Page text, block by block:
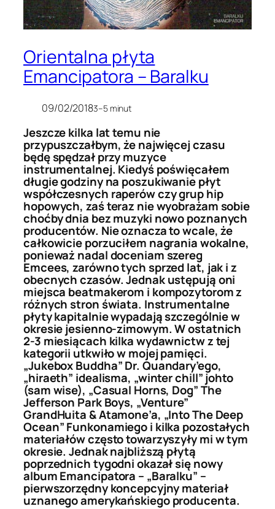
Orientalna płyta
Emancipatora – Baralku
09/02/20183–5 minut
Jeszcze kilka lat temu nie
przypuszczałbym, że najwięcej czasu
będę spędzał przy muzyce
instrumentalnej. Kiedyś poświęcałem
długie godziny na poszukiwanie płyt
współczesnych raperów czy grup hip
hopowych, zaś teraz nie wyobrażam sobie
choćby dnia bez muzyki nowo poznanych
producentów. Nie oznacza to wcale, że
całkowicie porzuciłem nagrania wokalne,
ponieważ nadal doceniam szereg
Emcees, zarówno tych sprzed lat, jak i z
obecnych czasów. Jednak ustępują oni
miejsca beatmakerom i kompozytorom z
różnych stron świata. Instrumentalne
płyty kapitalnie wypadają szczególnie w
okresie jesienno-zimowym. W ostatnich
2-3 miesiącach kilka wydawnictw z tej
kategorii utkwiło w mojej pamięci.
„Jukebox Buddha” Dr. Quandary’ego,
„hiraeth” idealisma, „winter chill” johto
(sam wise), „Casual Horns, Dog” The
Jefferson Park Boys, „Venture”
GrandHuita & Atamone’a, „Into The Deep
Ocean” Funkonamiego i kilka pozostałych
materiałów często towarzyszyły mi w tym
okresie. Jednak najbliższą płytą
poprzednich tygodni okazał się nowy
album Emancipatora – „Baralku” –
pierwszorzędny koncepcyjny materiał
uznanego amerykańskiego producenta.